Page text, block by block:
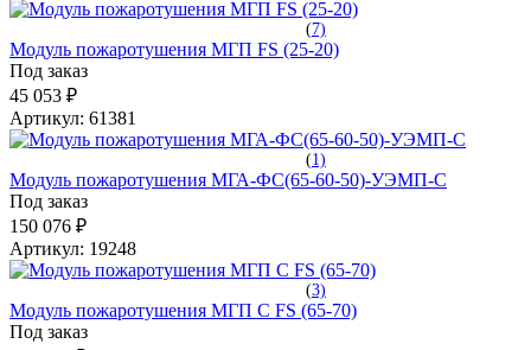
(7)
Модуль пожаротушения МГП FS (25-20)
Под заказ
45 053 ₽
Артикул: 61381
(1)
Модуль пожаротушения МГА-ФС(65-60-50)-УЭМП-С
Под заказ
150 076 ₽
Артикул: 19248
(3)
Модуль пожаротушения МГП С FS (65-70)
Под заказ